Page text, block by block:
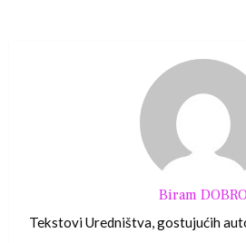
Biram
Tekstovi Uredništva, gostujućih